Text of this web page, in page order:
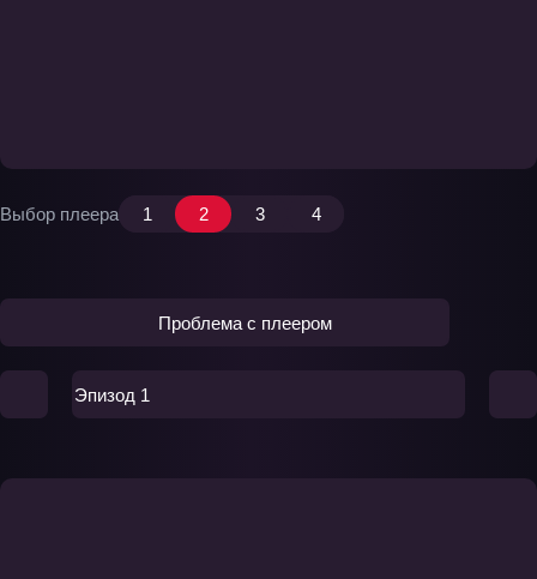
Выбор плеера 1 2 3 4
Проблема с плеером
Эпизод 1